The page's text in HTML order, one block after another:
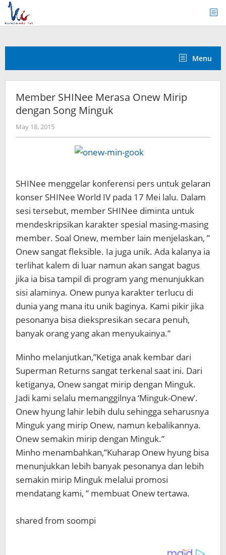
Skip
content
Menu
Member SHINee Merasa Onew Mirip
dengan Song Minguk
May 18, 2015by
Koreanindo
SHINee menggelar konferensi pers untuk gelaran
konser SHINee World IV pada 17 Mei lalu. Dalam
sesi tersebut, member SHINee diminta untuk
mendeskripsikan karakter spesial masing-masing
member. Soal Onew, member lain menjelaskan, ”
Onew sangat fleksible. Ia juga unik. Ada kalanya ia
terlihat kalem di luar namun akan sangat bagus
jika ia bisa tampil di program yang menunjukkan
sisi alaminya. Onew punya karakter terlucu di
dunia yang mana itu unik baginya. Kami pikir jika
pesonanya bisa diekspresikan secara penuh,
banyak orang yang akan menyukainya.”
Minho melanjutkan,”Ketiga anak kembar dari
Superman Returns sangat terkenal saat ini. Dari
ketiganya, Onew sangat mirip dengan Minguk.
Jadi kami selalu memanggilnya ‘Minguk-Onew’.
Onew hyung lahir lebih dulu sehingga seharusnya
Minguk yang mirip Onew, namun kebalikannya.
Onew semakin mirip dengan Minguk.”
Minho menambahkan,”Kuharap Onew hyung bisa
menunjukkan lebih banyak pesonanya dan lebih
semakin mirip Minguk melalui promosi
mendatang kami, ” membuat Onew tertawa.
shared from soompi